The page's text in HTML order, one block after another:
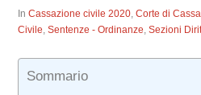
InCassazione civile 2020,Corte di
Civile,Sentenze - Ordinanze,Sezioni
Sommario